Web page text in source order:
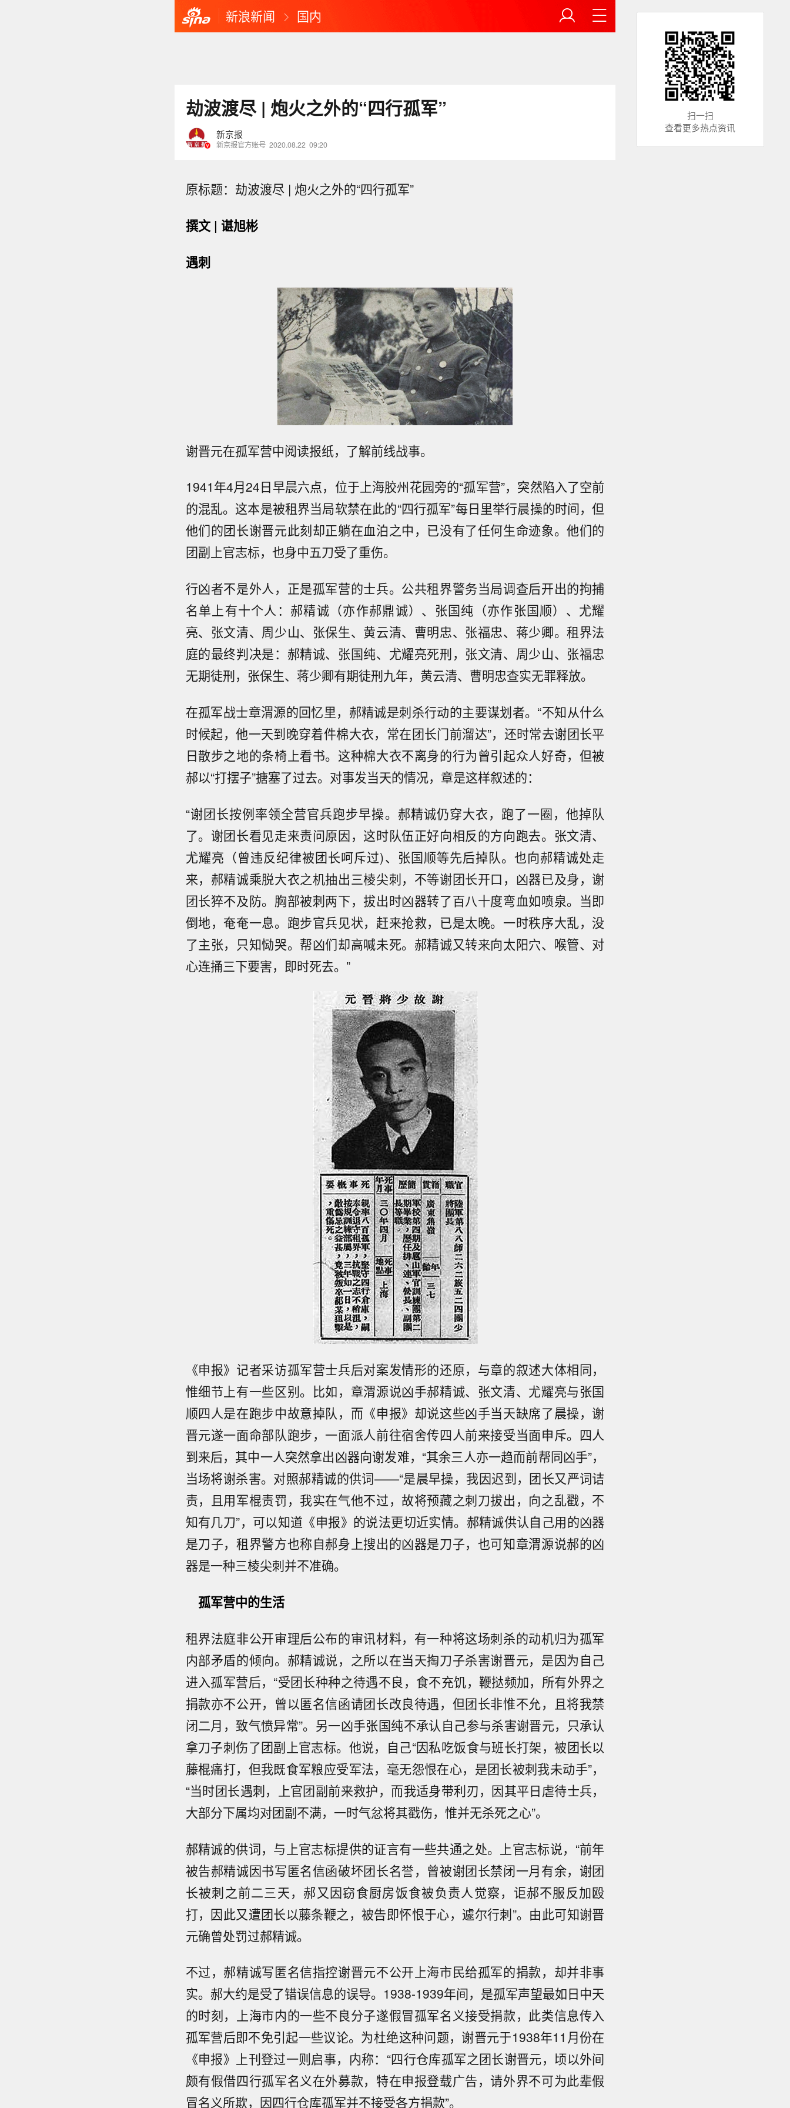
新浪新闻 国内
劫波渡尽 | 炮火之外的“四行孤军”
新京报
新京报官方账号 2020.08.22 09:20
原标题：劫波渡尽 | 炮火之外的“四行孤军”
撰文 | 谌旭彬
遇刺
谢晋元在孤军营中阅读报纸，了解前线战事。
1941年4月24日早晨六点，位于上海胶州花园旁的“孤军营”，突然陷入了空前
的混乱。这本是被租界当局软禁在此的“四行孤军”每日里举行晨操的时间，但
他们的团长谢晋元此刻却正躺在血泊之中，已没有了任何生命迹象。他们的
团副上官志标，也身中五刀受了重伤。
行凶者不是外人，正是孤军营的士兵。公共租界警务当局调查后开出的拘捕
名单上有十个人：郝精诚（亦作郝鼎诚）、张国纯（亦作张国顺）、尤耀
亮、张文清、周少山、张保生、黄云清、曹明忠、张福忠、蒋少卿。租界法
庭的最终判决是：郝精诚、张国纯、尤耀亮死刑，张文清、周少山、张福忠
无期徒刑，张保生、蒋少卿有期徒刑九年，黄云清、曹明忠查实无罪释放。
在孤军战士章渭源的回忆里，郝精诚是刺杀行动的主要谋划者。“不知从什么
时候起，他一天到晚穿着件棉大衣，常在团长门前溜达”，还时常去谢团长平
日散步之地的条椅上看书。这种棉大衣不离身的行为曾引起众人好奇，但被
郝以“打摆子”搪塞了过去。对事发当天的情况，章是这样叙述的：
“谢团长按例率领全营官兵跑步早操。郝精诚仍穿大衣，跑了一圈，他掉队
了。谢团长看见走来责问原因，这时队伍正好向相反的方向跑去。张文清、
尤耀亮（曾违反纪律被团长呵斥过)、张国顺等先后掉队。也向郝精诚处走
来，郝精诚乘脱大衣之机抽出三棱尖刺，不等谢团长开口，凶器已及身，谢
团长猝不及防。胸部被刺两下，拔出时凶器转了百八十度弯血如喷泉。当即
倒地，奄奄一息。跑步官兵见状，赶来抢救，已是太晚。一时秩序大乱，没
了主张，只知恸哭。帮凶们却高喊未死。郝精诚又转来向太阳穴、喉管、对
心连捅三下要害，即时死去。”
《申报》记者采访孤军营士兵后对案发情形的还原，与章的叙述大体相同，
惟细节上有一些区别。比如，章渭源说凶手郝精诚、张文清、尤耀亮与张国
顺四人是在跑步中故意掉队，而《申报》却说这些凶手当天缺席了晨操，谢
晋元遂一面命部队跑步，一面派人前往宿舍传四人前来接受当面申斥。四人
到来后，其中一人突然拿出凶器向谢发难，“其余三人亦一趋而前帮同凶手”，
当场将谢杀害。对照郝精诚的供词——“是晨早操，我因迟到，团长又严词诘
责，且用军棍责罚，我实在气他不过，故将预藏之刺刀拔出，向之乱戳，不
知有几刀”，可以知道《申报》的说法更切近实情。郝精诚供认自己用的凶器
是刀子，租界警方也称自郝身上搜出的凶器是刀子，也可知章渭源说郝的凶
器是一种三棱尖刺并不准确。
孤军营中的生活
租界法庭非公开审理后公布的审讯材料，有一种将这场刺杀的动机归为孤军
内部矛盾的倾向。郝精诚说，之所以在当天掏刀子杀害谢晋元，是因为自己
进入孤军营后，“受团长种种之待遇不良，食不充饥，鞭挞频加，所有外界之
捐款亦不公开，曾以匿名信函请团长改良待遇，但团长非惟不允，且将我禁
闭二月，致气愤异常”。另一凶手张国纯不承认自己参与杀害谢晋元，只承认
拿刀子刺伤了团副上官志标。他说，自己“因私吃饭食与班长打架，被团长以
藤棍痛打，但我既食军粮应受军法，毫无怨恨在心，是团长被刺我未动手”，
“当时团长遇刺，上官团副前来救护，而我适身带利刃，因其平日虐待士兵，
大部分下属均对团副不满，一时气忿将其戳伤，惟并无杀死之心”。
郝精诚的供词，与上官志标提供的证言有一些共通之处。上官志标说，“前年
被告郝精诚因书写匿名信函破坏团长名誉，曾被谢团长禁闭一月有余，谢团
长被刺之前二三天，郝又因窃食厨房饭食被负责人觉察，讵郝不服反加殴
打，因此又遭团长以藤条鞭之，被告即怀恨于心，遽尔行刺”。由此可知谢晋
元确曾处罚过郝精诚。
不过，郝精诚写匿名信指控谢晋元不公开上海市民给孤军的捐款，却并非事
实。郝大约是受了错误信息的误导。1938-1939年间，是孤军声望最如日中天
的时刻，上海市内的一些不良分子遂假冒孤军名义接受捐款，此类信息传入
孤军营后即不免引起一些议论。为杜绝这种问题，谢晋元于1938年11月份在
《申报》上刊登过一则启事，内称：“四行仓库孤军之团长谢晋元，顷以外间
颇有假借四行孤军名义在外募款，特在申报登载广告，请外界不可为此辈假
冒名义所欺，因四行仓库孤军并不接受各方捐款”。
扫一扫
查看更多热点资讯